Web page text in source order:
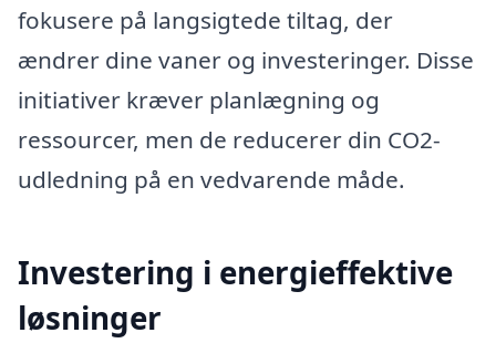
fokusere på langsigtede tiltag, der
ændrer dine vaner og investeringer. Disse
initiativer kræver planlægning og
ressourcer, men de reducerer din CO2-
udledning på en vedvarende måde.
Investering i energieffektive
løsninger